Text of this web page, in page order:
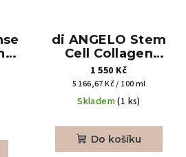
di ANGELO Stem
Cell Collagen
Peptide Cream -
luxusní denní krém
s peptidy a
kmenovými
1 550 Kč
Měrná
cena:
5 166,67 Kč / 100 ml
Skladem(1 ks)
Do košíku